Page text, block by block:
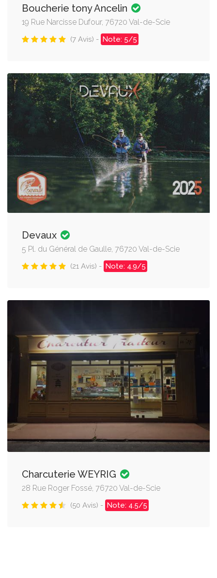
Boucherie tony Ancelin
19 Rue Narcisse Dufour, 76720 Val-de-Scie
(7 Avis) - Note: 5/5
Devaux
5 Pl. du Général de Gaulle, 76720 Val-de-Scie
(21 Avis) - Note: 4.9/5
Charcuterie WEYRIG
28 Rue Roger Fossé, 76720 Val-de-Scie
(50 Avis) - Note: 4.5/5